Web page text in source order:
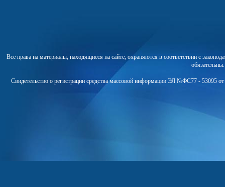
Все права на материалы, находящиеся на сайте, охраняются в соответствии с
Свидетельство о регистрации средства массовой информации ЭЛ №ФС77 - 53095